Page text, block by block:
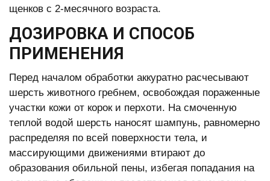
щенков с 2-месячного возраста.
ДОЗИРОВКА И СПОСОБ
ПРИМЕНЕНИЯ
Перед началом обработки аккуратно расчесывают
шерсть животного гребнем, освобождая пораженные
участки кожи от корок и перхоти. На смоченную
теплой водой шерсть наносят шампунь, равномерно
распределяя по всей поверхности тела, и
массирующими движениями втирают до
образования обильной пены, избегая попадания на